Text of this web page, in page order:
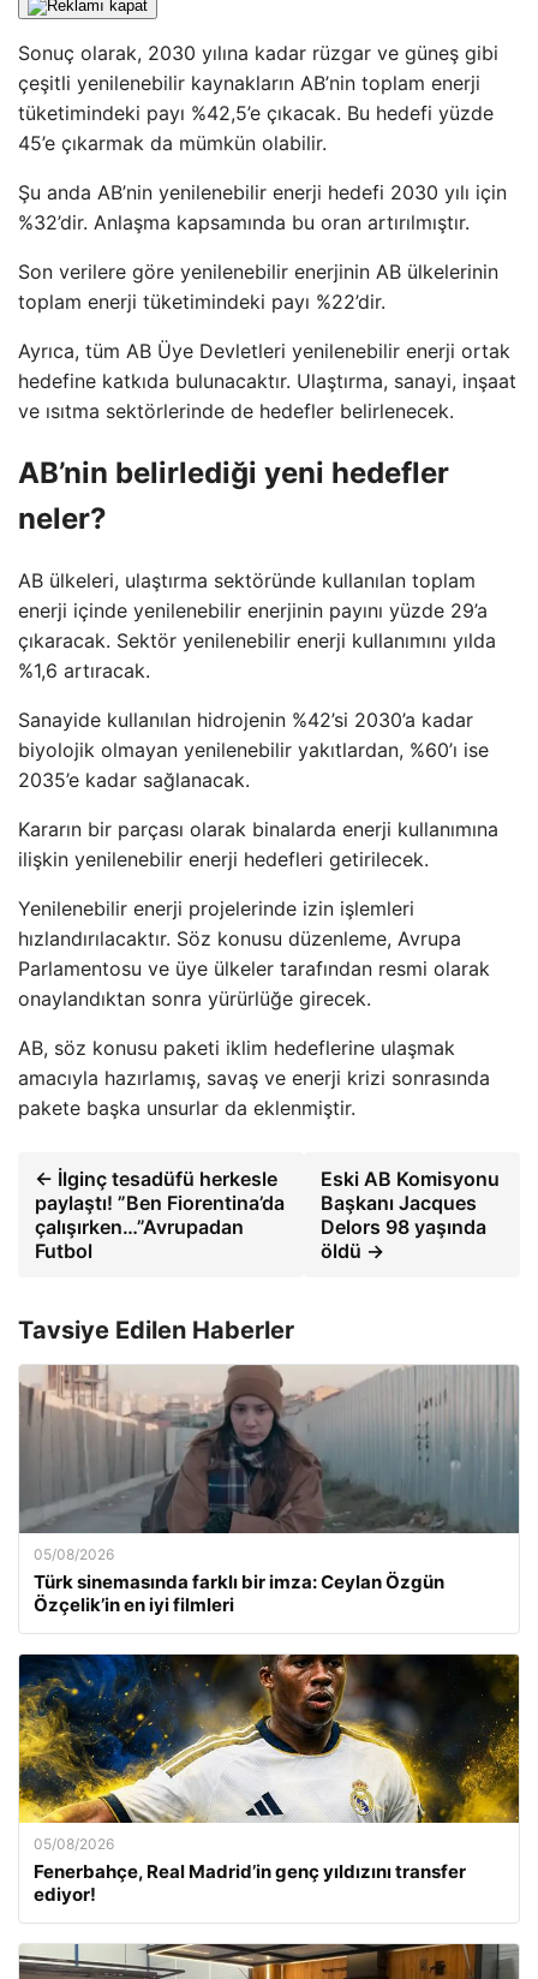
Sonuç olarak, 2030 yılına kadar rüzgar ve güneş gibi
çeşitli yenilenebilir kaynakların AB’nin toplam enerji
tüketimindeki payı %42,5’e çıkacak. Bu hedefi yüzde
45’e çıkarmak da mümkün olabilir.
Şu anda AB’nin yenilenebilir enerji hedefi 2030 yılı için
%32’dir. Anlaşma kapsamında bu oran artırılmıştır.
Son verilere göre yenilenebilir enerjinin AB ülkelerinin
toplam enerji tüketimindeki payı %22’dir.
Ayrıca, tüm AB Üye Devletleri yenilenebilir enerji ortak
hedefine katkıda bulunacaktır. Ulaştırma, sanayi, inşaat
ve ısıtma sektörlerinde de hedefler belirlenecek.
AB’nin belirlediği yeni hedefler
neler?
AB ülkeleri, ulaştırma sektöründe kullanılan toplam
enerji içinde yenilenebilir enerjinin payını yüzde 29’a
çıkaracak. Sektör yenilenebilir enerji kullanımını yılda
%1,6 artıracak.
Sanayide kullanılan hidrojenin %42’si 2030’a kadar
biyolojik olmayan yenilenebilir yakıtlardan, %60’ı ise
2035’e kadar sağlanacak.
Kararın bir parçası olarak binalarda enerji kullanımına
ilişkin yenilenebilir enerji hedefleri getirilecek.
Yenilenebilir enerji projelerinde izin işlemleri
hızlandırılacaktır. Söz konusu düzenleme, Avrupa
Parlamentosu ve üye ülkeler tarafından resmi olarak
onaylandıktan sonra yürürlüğe girecek.
AB, söz konusu paketi iklim hedeflerine ulaşmak
amacıyla hazırlamış, savaş ve enerji krizi sonrasında
pakete başka unsurlar da eklenmiştir.
← İlginç tesadüfü herkesle
paylaştı! ”Ben Fiorentina’da
çalışırken…”Avrupadan
Futbol
Eski AB Komisyonu
Başkanı Jacques
Delors 98 yaşında
öldü →
Tavsiye Edilen Haberler
05/08/2026
Türk sinemasında farklı bir imza: Ceylan Özgün
Özçelik’in en iyi filmleri
05/08/2026
Fenerbahçe, Real Madrid’in genç yıldızını transfer
ediyor!